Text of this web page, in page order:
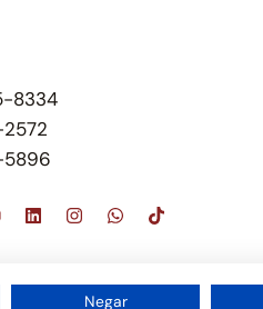
8334
5896
que oferece apenas
Berthe Pinto Soc. de Adv,
Negar